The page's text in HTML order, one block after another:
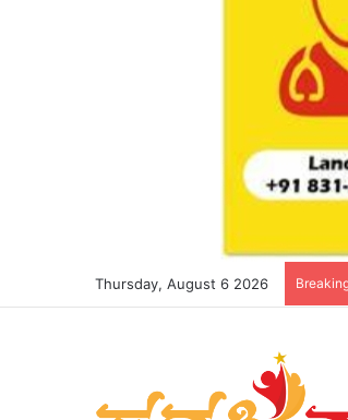
Thursday, August 6 2026